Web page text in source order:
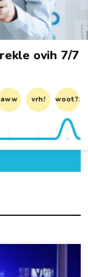
ovih 7/7
aww vrh! woot?!